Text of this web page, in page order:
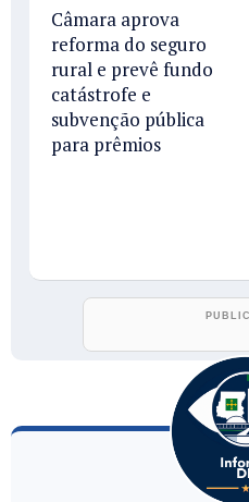
Câmara aprova
reforma do seguro
rural e prevê fundo
catástrofe e
subvenção pública
para prêmios